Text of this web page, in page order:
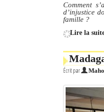
Comment
d’injustice
famille ?
Lire la
Écrit par